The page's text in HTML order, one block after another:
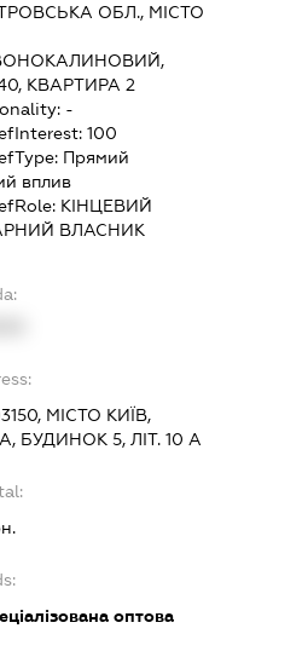
ОБЛ., МІСТО
КВАРТИРА 2
-
100
Прямий
вплив
КІНЦЕВИЙ
ВЛАСНИК
МІСТО КИЇВ,
БУДИНОК 5, ЛІТ. 10 А
оптова